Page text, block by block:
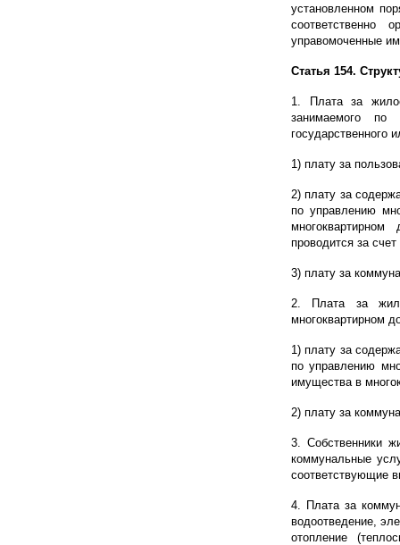
установленном
соответственно
управомоченные
Статья 154.
1. Плата за
занимаемого по
государственного
1) плату за
2) плату за
по управлению
проводится за
3) плату за
2. Плата за
многоквартирном
1) плату за
по управлению
имущества в
2) плату за
3. Собственники
коммунальные
соответствующие
4. Плата за
водоотведение,
отопление